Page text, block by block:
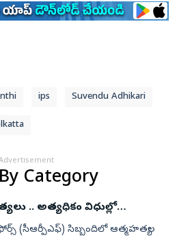
ips Suvendu Adhikari
Category
.. అత్యధికం విధుల్లో
ఫోర్స్ (సీఆర్పీఎఫ్) సిబ్బందిలో ఆత్మహత్యల